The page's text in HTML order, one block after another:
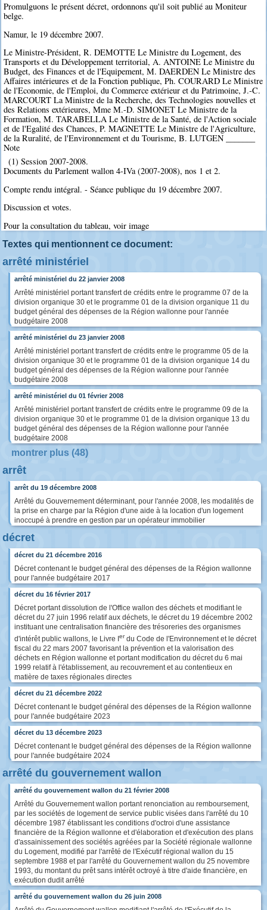
Promulguons le présent décret, ordonnons qu'il soit publié au Moniteur
belge.
Namur, le 19 décembre 2007.
Le Ministre-Président, R. DEMOTTE Le Ministre du Logement, des
Transports et du Développement territorial, A. ANTOINE Le Ministre du
Budget, des Finances et de l'Equipement, M. DAERDEN Le Ministre des
Affaires intérieures et de la Fonction publique, Ph. COURARD Le Ministre
de l'Economie, de l'Emploi, du Commerce extérieur et du Patrimoine, J.-C.
MARCOURT La Ministre de la Recherche, des Technologies nouvelles et
des Relations extérieures, Mme M.-D. SIMONET Le Ministre de la
Formation, M. TARABELLA Le Ministre de la Santé, de l'Action sociale
et de l'Egalité des Chances, P. MAGNETTE Le Ministre de l'Agriculture,
de la Ruralité, de l'Environnement et du Tourisme, B. LUTGEN _______
Note
(1) Session 2007-2008.
Documents du Parlement wallon 4-IVa (2007-2008), nos 1 et 2.
Compte rendu intégral. - Séance publique du 19 décembre 2007.
Discussion et votes.
Pour la consultation du tableau, voir image
Textes qui mentionnent ce document:
arrêté ministériel
arrêté ministériel du 22 janvier 2008
Arrêté ministériel portant transfert de crédits entre le programme 07 de la
division organique 30 et le programme 01 de la division organique 11 du
budget général des dépenses de la Région wallonne pour l'année
budgétaire 2008
arrêté ministériel du 23 janvier 2008
Arrêté ministériel portant transfert de crédits entre le programme 05 de la
division organique 30 et le programme 01 de la division organique 14 du
budget général des dépenses de la Région wallonne pour l'année
budgétaire 2008
arrêté ministériel du 01 février 2008
Arrêté ministériel portant transfert de crédits entre le programme 09 de la
division organique 30 et le programme 01 de la division organique 13 du
budget général des dépenses de la Région wallonne pour l'année
budgétaire 2008
montrer plus (48)
arrêt
arrêt du 19 décembre 2008
Arrêté du Gouvernement déterminant, pour l'année 2008, les modalités de
la prise en charge par la Région d'une aide à la location d'un logement
inoccupé à prendre en gestion par un opérateur immobilier
décret
décret du 21 décembre 2016
Décret contenant le budget général des dépenses de la Région wallonne
pour l'année budgétaire 2017
décret du 16 février 2017
Décret portant dissolution de l'Office wallon des déchets et modifiant le
décret du 27 juin 1996 relatif aux déchets, le décret du 19 décembre 2002
instituant une centralisation financière des trésoreries des organismes
d'intérêt public wallons, le Livre I
er du Code de l'Environnement et le décret
fiscal du 22 mars 2007 favorisant la prévention et la valorisation des
déchets en Région wallonne et portant modification du décret du 6 mai
1999 relatif à l'établissement, au recouvrement et au contentieux en
matière de taxes régionales directes
décret du 21 décembre 2022
Décret contenant le budget général des dépenses de la Région wallonne
pour l'année budgétaire 2023
décret du 13 décembre 2023
Décret contenant le budget général des dépenses de la Région wallonne
pour l'année budgétaire 2024
arrêté du gouvernement wallon
arrêté du gouvernement wallon du 21 février 2008
Arrêté du Gouvernement wallon portant renonciation au remboursement,
par les sociétés de logement de service public visées dans l'arrêté du 10
décembre 1987 établissant les conditions d'octroi d'une assistance
financière de la Région wallonne et d'élaboration et d'exécution des plans
d'assainissement des sociétés agréées par la Société régionale wallonne
du Logement, modifié par l'arrêté de l'Exécutif régional wallon du 15
septembre 1988 et par l'arrêté du Gouvernement wallon du 25 novembre
1993, du montant du prêt sans intérêt octroyé à titre d'aide financière, en
exécution dudit arrêté
arrêté du gouvernement wallon du 26 juin 2008